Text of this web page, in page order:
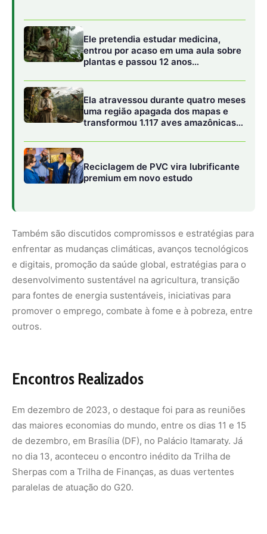
Também são discutidos compromissos e estratégias para
enfrentar as mudanças climáticas, avanços tecnológicos
e digitais, promoção da saúde global, estratégias para o
desenvolvimento sustentável na agricultura, transição
para fontes de energia sustentáveis, iniciativas para
promover o emprego, combate à fome e à pobreza, entre
Encontros Realizados
Em dezembro de 2023, o destaque foi para as reuniões
das maiores economias do mundo, entre os dias 11 e 15
de dezembro, em Brasília (DF), no Palácio Itamaraty. Já
no dia 13, aconteceu o encontro inédito da Trilha de
Sherpas com a Trilha de Finanças, as duas vertentes
paralelas de atuação do G20.